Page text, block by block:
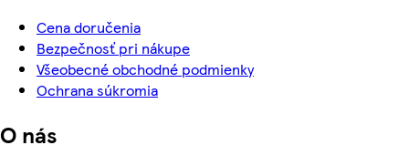
Cena doručenia
Bezpečnosť pri nákupe
Všeobecné obchodné podmienky
Ochrana súkromia
O nás